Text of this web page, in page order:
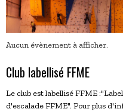
Aucun évènement à afficher.
Club labellisé FFME
Le club est labellisé FFME
d'escalade FFME". Pour plus